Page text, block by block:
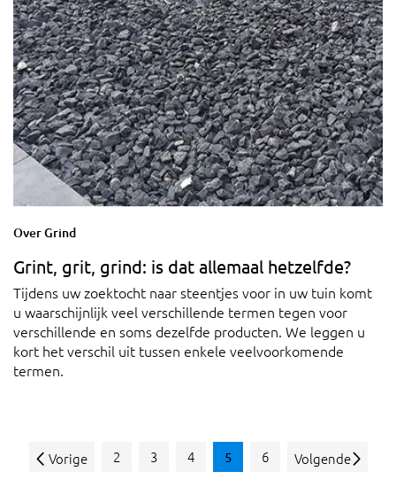
Over Grind
Grint, grit, grind: is dat allemaal hetzelfde?
Tijdens uw zoektocht naar steentjes voor in uw tuin komt
u waarschijnlijk veel verschillende termen tegen voor
verschillende en soms dezelfde producten. We leggen u
kort het verschil uit tussen enkele veelvoorkomende
termen.
Vorige 2 3 4 5 6 Volgende